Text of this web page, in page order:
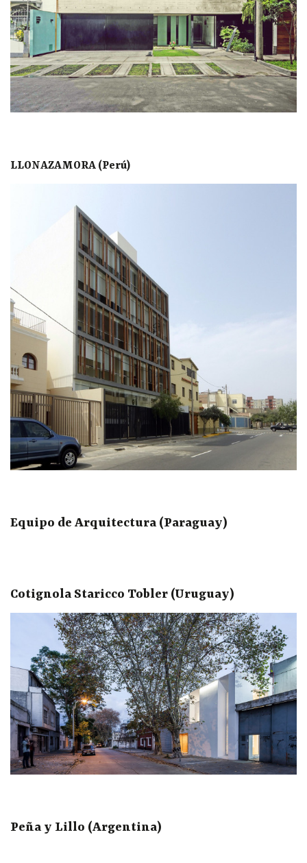
LLONAZAMORA (Perú)
Equipo de Arquitectura (Paraguay)
Cotignola Staricco Tobler (Uruguay)
Peña y Lillo (Argentina)